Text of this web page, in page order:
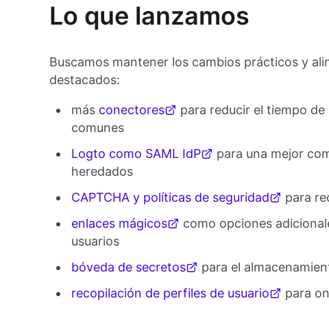
Lo que lanzamos
Buscamos mantener los cambios prácticos y
destacados:
más conectores
para reducir el tiempo
comunes
Logto como SAML IdP
para una mejor
heredados
CAPTCHA y políticas de seguridad
para
enlaces mágicos
como opciones
usuarios
bóveda de secretos
para el
recopilación de perfiles de usuario
para